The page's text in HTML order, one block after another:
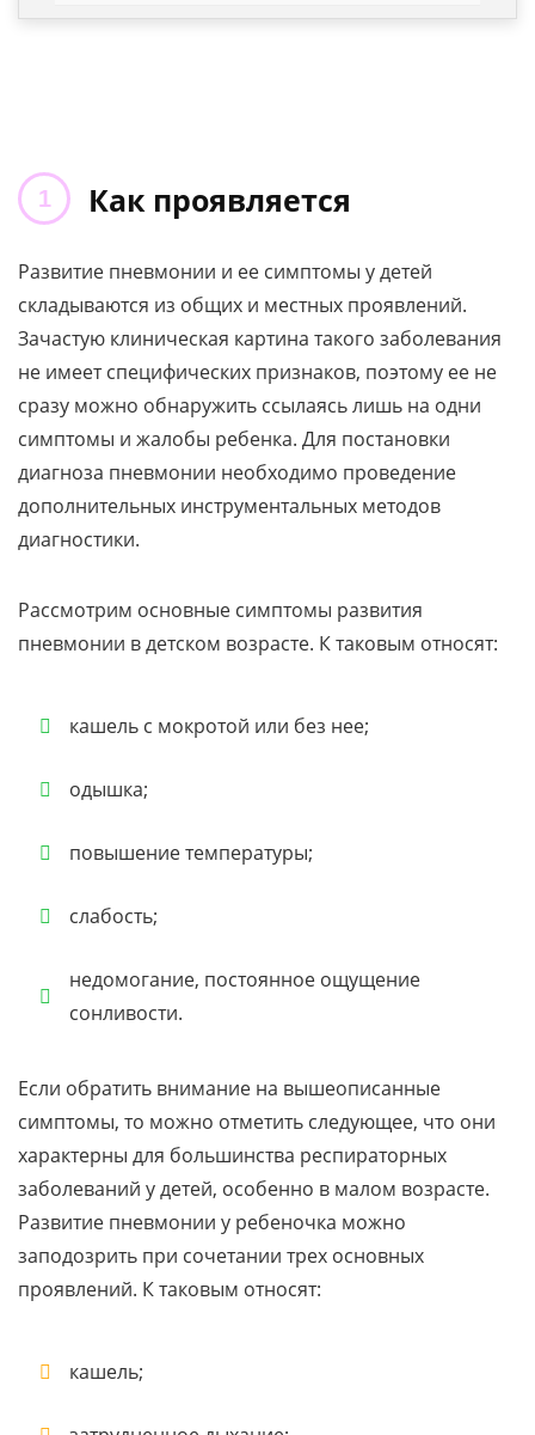
Как проявляется
Развитие пневмонии и ее симптомы у детей
складываются из общих и местных проявлений.
Зачастую клиническая картина такого заболевания
не имеет специфических признаков, поэтому ее не
сразу можно обнаружить ссылаясь лишь на одни
симптомы и жалобы ребенка. Для постановки
диагноза пневмонии необходимо проведение
дополнительных инструментальных методов
диагностики.
Рассмотрим основные симптомы развития
пневмонии в детском возрасте. К таковым относят:
кашель с мокротой или без нее;
одышка;
повышение температуры;
слабость;
недомогание, постоянное ощущение
сонливости.
Если обратить внимание на вышеописанные
симптомы, то можно отметить следующее, что они
характерны для большинства респираторных
заболеваний у детей, особенно в малом возрасте.
Развитие пневмонии у ребеночка можно
заподозрить при сочетании трех основных
проявлений. К таковым относят:
кашель;